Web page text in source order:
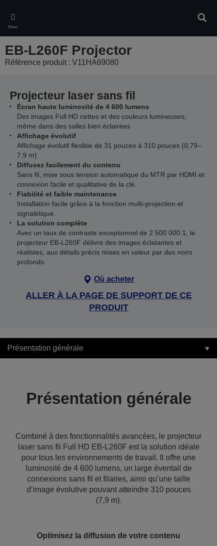
main
content
Menu
EB-L260F Projector
Référence produit : V11HA69080
Projecteur laser sans fil
Écran haute luminosité de 4 600 lumens
Des images Full HD nettes et des couleurs lumineuses,
même dans des salles bien éclairées
Affichage évolutif
Affichage évolutif flexible de 31 pouces à 310 pouces (0,79–
7,9 m)
Diffusez facilement du contenu
Sans fil, mise sous tension automatique du MTR par HDMI et
connexion facile et qualitative de la clé.
Fiabilité et faible maintenance
Installation facile grâce à la fonction multi-projection et
signalétique.
La solution complète
Avec un taux de contraste exceptionnel de 2 500 000:1, le
projecteur EB-L260F délivre des images éclatantes et
réalistes, aux détails précis mises en valeur par des noirs
profonds
Où acheter
ALLER À LA PAGE DE SUPPORT DE CE
PRODUIT
Présentation générale
Présentation générale
Combiné à des fonctionnalités avancées, le projecteur
laser sans fil Full HD EB-L260F est la solution idéale
pour tous les environnements de travail. Il offre une
luminosité de 4 600 lumens, un large éventail de
connexions sans fil et filaires, ainsi qu’une taille
d’image évolutive pouvant atteindre 310 pouces
(7,9 m).
Optimisez la diffusion de votre contenu